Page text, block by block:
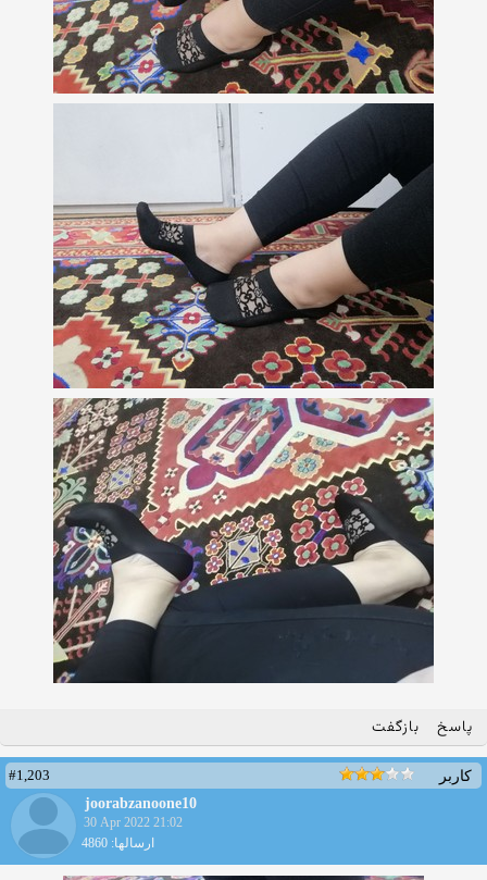
پاسخ بازگفت
کاربر
#1,203
joorabzanoone10
30 Apr 2022 21:02
ارسالها: 4860